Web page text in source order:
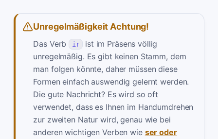
Unregelmäßigkeit Achtung!
Das Verb ir
ist im Präsens völlig
unregelmäßig. Es gibt keinen Stamm, dem
man folgen könnte, daher müssen diese
Formen einfach auswendig gelernt werden.
Die gute Nachricht? Es wird so oft
verwendet, dass es Ihnen im Handumdrehen
zur zweiten Natur wird, genau wie bei
anderen wichtigen Verben wie ser oder